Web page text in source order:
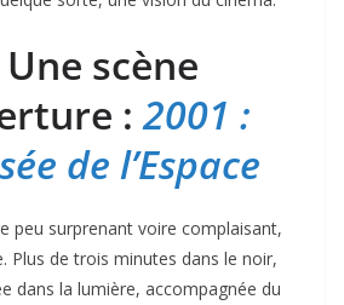
Une scène
:2001 :
de l’Espace
peu surprenant voire complaisant,
Plus de trois minutes dans le noir,
dans la lumière, accompagnée du